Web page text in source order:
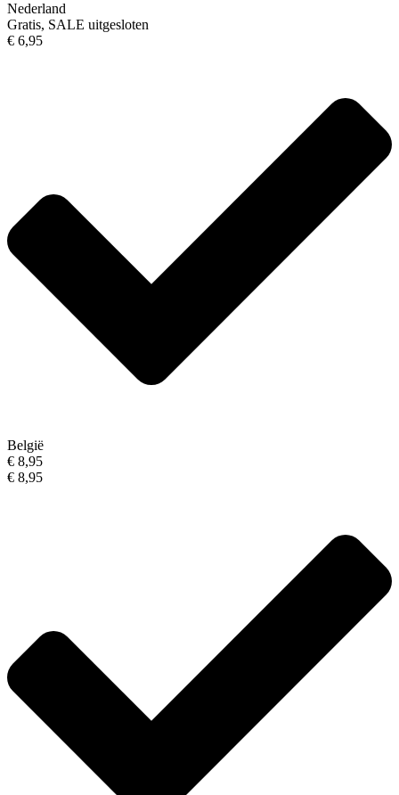
Nederland
Gratis, SALE uitgesloten
€ 6,95
België
€ 8,95
€ 8,95